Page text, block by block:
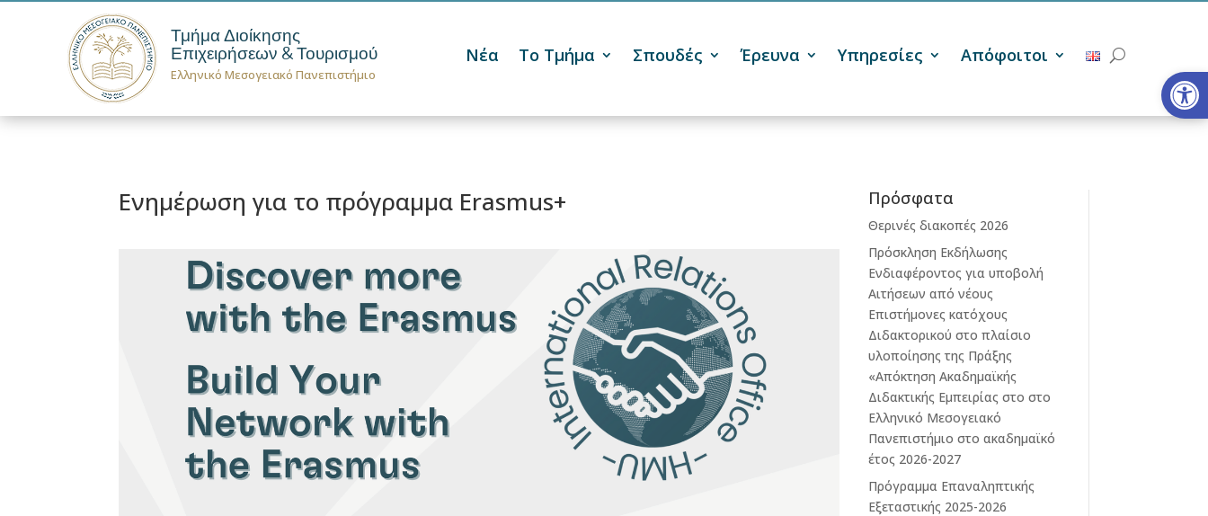
Τμήμα Διοίκησης
Επιχειρήσεων & Τουρισμού
Ελληνικό Μεσογειακό Πανεπιστήμιο
Νέα Το Τμήμα Σπουδές Έρευνα Υπηρεσίες Απόφοιτοι
Ενημέρωση για το πρόγραμμα Erasmus+ Πρόσφατα
Θερινές διακοπές 2026
Πρόσκληση Εκδήλωσης
Ενδιαφέροντος για υποβολή
Αιτήσεων από νέους
Επιστήμονες κατόχους
Διδακτορικού στο πλαίσιο
υλοποίησης της Πράξης
«Απόκτηση Ακαδημαϊκής
Διδακτικής Εμπειρίας στο στο
Ελληνικό Μεσογειακό
Πανεπιστήμιο στο ακαδημαϊκό
έτος 2026-2027
Πρόγραμμα Επαναληπτικής
Εξεταστικής 2025-2026